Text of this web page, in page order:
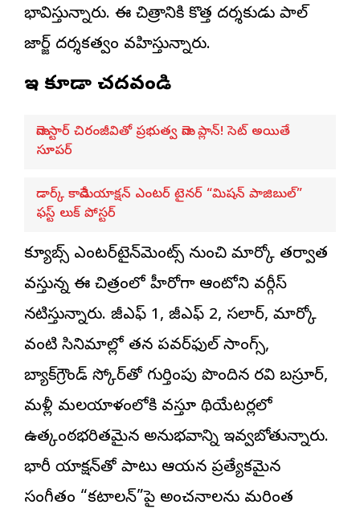
భావిస్తున్నారు. ఈ చిత్రానికి కొత్త దర్శకుడు పాల్
జార్జ్ దర్శకత్వం వహిస్తున్నారు.
ఇవి కూడా చదవండి
మెగాస్టార్ చిరంజీవితో ప్రభుత్వ మెగా ప్లాన్! సెట్ అయితే
సూపర్
డార్క్ కామెడీ యాక్షన్ ఎంటర్ టైనర్ “మిషన్ పాజిబుల్”
ఫస్ట్ లుక్ పోస్టర్
క్యూబ్స్ ఎంటర్‌టైన్‌మెంట్స్ నుంచి మార్కో తర్వాత
వస్తున్న ఈ చిత్రంలో హీరోగా ఆంటోని వర్గీస్
నటిస్తున్నారు. కేజీఎఫ్ 1, కేజీఎఫ్ 2, సలార్, మార్కో
వంటి సినిమాల్లో తన పవర్‌ఫుల్ సాంగ్స్,
బ్యాక్‌గ్రౌండ్ స్కోర్‌తో గుర్తింపు పొందిన రవి బస్రూర్,
మళ్లీ మలయాళంలోకి వస్తూ థియేటర్లలో
ఉత్కంఠభరితమైన అనుభవాన్ని ఇవ్వబోతున్నారు.
భారీ యాక్షన్‌తో పాటు ఆయన ప్రత్యేకమైన
సంగీతం “కటాలన్”పై అంచనాలను మరింత